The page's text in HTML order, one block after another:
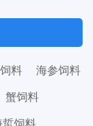
料 海参饲料
蟹饲料